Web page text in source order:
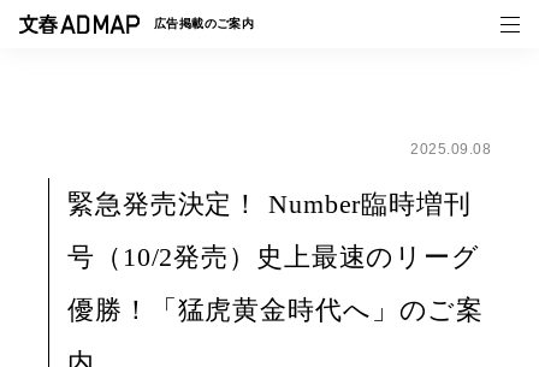
広告掲載のご案内
トピックス
2025.09.08
緊急発売決定！ Number臨時増刊
号（10/2発売）史上最速のリーグ
優勝！「猛虎黄金時代へ」のご案